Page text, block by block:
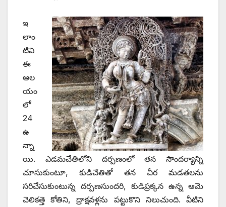
ఇ
లాం
టివి
ఈ
ఆల
యం
లో
24
ఉ
న్నా
యి. ఎడమచేతిలోని దర్పణంలో తన సౌందర్యాన్ని
చూసుకుంటూ, కుడిచేతితో తన చీర మడతలను
సరిచేసుకుంటున్న దర్పణసుందరి, కుడిప్రక్కన ఉన్న ఆమె
చెలికత్తె కోతిని, ద్రాక్షవళ్లను పట్టుకొని నిలుచుంది. వీటిని